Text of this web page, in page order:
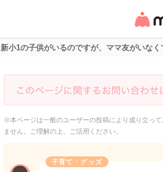
リ・情
新小1の子供がいるのですが、ママ友がいな
※本ページは一般のユーザーの投稿により成り立っ
ません。ご理解の上、ご活用ください。
子育て・グッズ